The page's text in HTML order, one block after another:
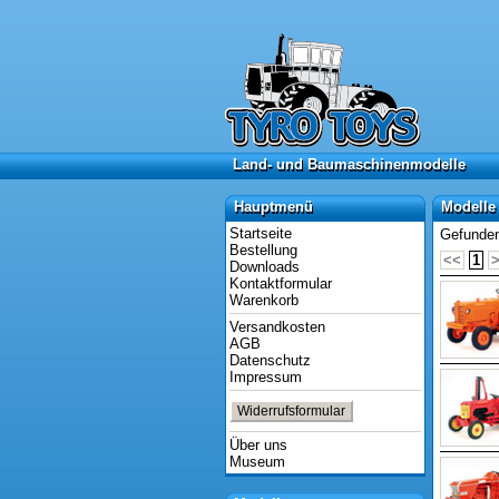
Land- und Baumaschinenmodelle
Land- und Baumaschinenmodelle
Hauptmenü
Hauptmenü
Startseite
Bestellung
Downloads
Kontaktformular
Warenkorb
Versandkosten
AGB
Datenschutz
Impressum
Widerrufsformular
Über uns
Museum
Modelle
<<
1